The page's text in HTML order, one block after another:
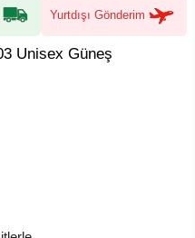
Yurtdışı Gönderim
Unisex Güneş